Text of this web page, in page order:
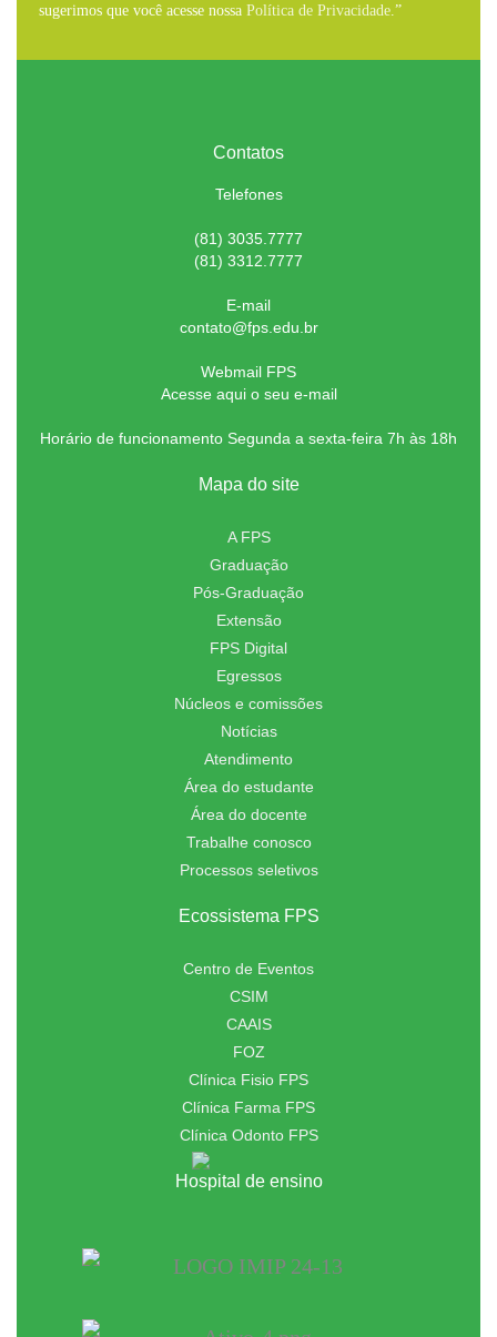
sugerimos que você acesse nossa Política de Privacidade.”
Contatos
Telefones
(81) 3035.7777
(81) 3312.7777
E-mail
contato@fps.edu.br
Webmail FPS
Acesse aqui o seu e-mail
Horário de funcionamento Segunda a sexta-feira 7h às 18h
Mapa do site
A FPS
Graduação
Pós-Graduação
Extensão
FPS Digital
Egressos
Núcleos e comissões
Notícias
Atendimento
Área do estudante
Área do docente
Trabalhe conosco
Processos seletivos
Ecossistema FPS
Centro de Eventos
CSIM
CAAIS
FOZ
Clínica Fisio FPS
Clínica Farma FPS
Clínica Odonto FPS
Hospital de ensino